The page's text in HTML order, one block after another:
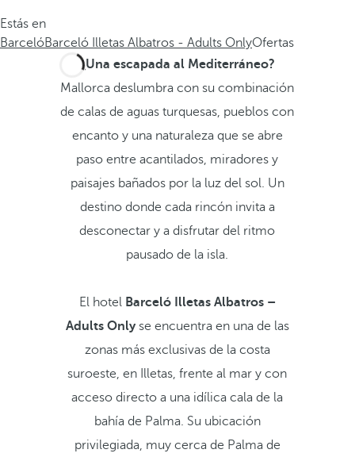
Estás en
BarcelóBarceló Illetas Albatros - Adults OnlyOfertas
¿Una escapada al Mediterráneo?
Mallorca deslumbra con su combinación
de calas de aguas turquesas, pueblos con
encanto y una naturaleza que se abre
paso entre acantilados, miradores y
paisajes bañados por la luz del sol. Un
destino donde cada rincón invita a
desconectar y a disfrutar del ritmo
pausado de la isla.
El hotel Barceló Illetas Albatros –
Adults Onlyse encuentra en una de las
zonas más exclusivas de la costa
suroeste, en Illetas, frente al mar y con
acceso directo a una idílica cala de la
bahía de Palma. Su ubicación
privilegiada, muy cerca de Palma de